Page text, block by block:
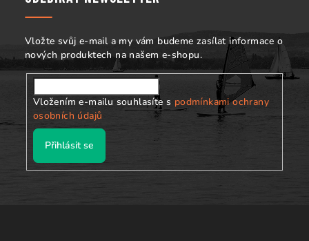
Vložte svůj e-mail a my vám budeme zasílat informace o
nových produktech na našem e-shopu.
Vložením e-mailu souhlasíte s podmínkami ochrany
osobních údajů
Přihlásit se